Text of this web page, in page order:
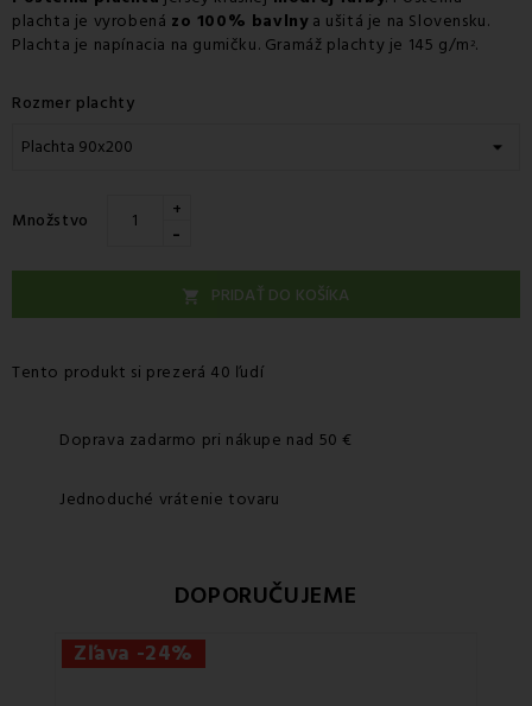
Pondelok 10.08 - Osobný odber v odbernom mieste
GLS
plachta je vyrobená zo 100% bavlnya ušitá je na Slovensku.
Plachta je napínacia na gumičku. Gramáž plachty je 145 g/m 2.
Rozmer plachty
Množstvo +
-
 PRIDAŤ DO KOŠÍKA
Tento produkt si prezerá 40 ľudí
Doprava zadarmo pri nákupe nad 50 €
Jednoduché vrátenie tovaru
DOPORUČUJEME
Zľava -24%